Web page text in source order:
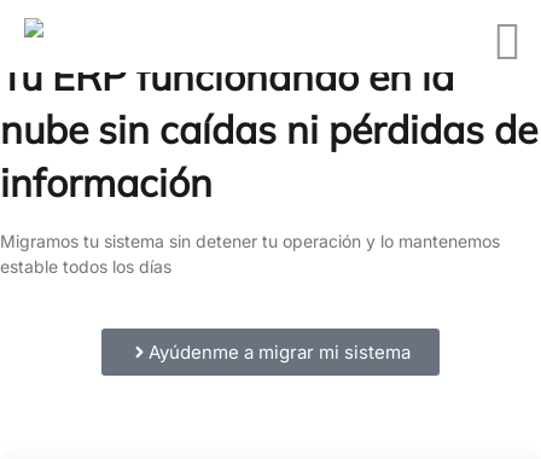
Tu ERP funcionando en la
nube sin caídas ni pérdidas de
información
Migramos tu sistema sin detener tu operación y lo mantenemos
estable todos los días
Ayúdenme a migrar mi sistema